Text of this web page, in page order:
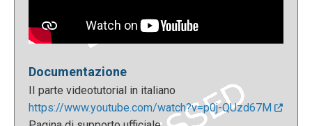
Documentazione
II parte videotutorial in italiano
https://www.youtube.com/watch?v=p0j-QUzd67M